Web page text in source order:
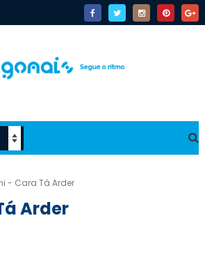
- Cara Tá Arder
Arder